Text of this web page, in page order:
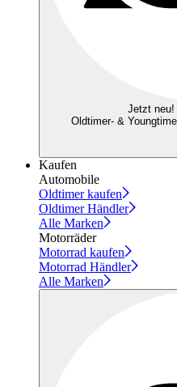
Jetzt neu!
Oldtimer- &
Kaufen
Automobile
Oldtimer kaufen
Oldtimer Händler
Alle Marken
Motorräder
Motorrad kaufen
Motorrad Händler
Alle Marken